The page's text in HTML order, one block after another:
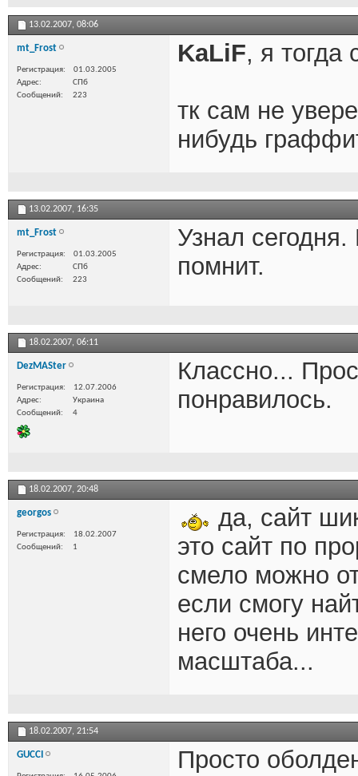
13.02.2007, 08:06
mt_Frost
Регистрация
01.03.2005
Адрес
СПб
Сообщений
223
KaLiF, я тогда
тк сам не
нибудь
13.02.2007, 16:35
mt_Frost
Регистрация
01.03.2005
Адрес
СПб
Сообщений
223
Узнал
помнит.
18.02.2007, 06:11
DezMASter
Регистрация
12.07.2006
Адрес
Украина
Сообщений
4
Классно...
понравилось.
18.02.2007, 20:48
georgos
Регистрация
18.02.2007
Сообщений
1
да, сайт
это сайт по
смело можно
если смогу
него очень
масштаба...
18.02.2007, 21:54
GUCCI
Просто